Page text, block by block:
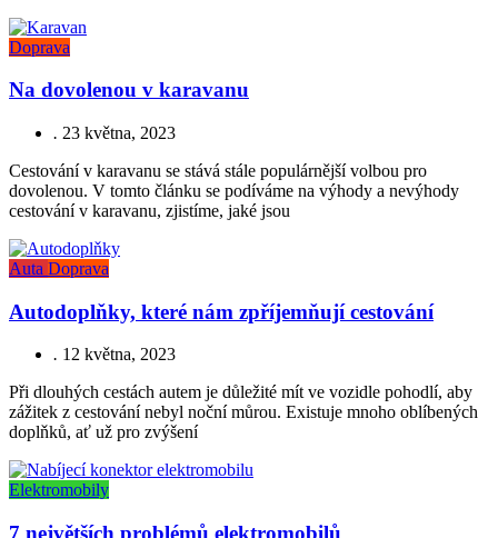
Doprava
Na dovolenou v karavanu
. 23 května, 2023
Cestování v karavanu se stává stále populárnější volbou pro
dovolenou. V tomto článku se podíváme na výhody a nevýhody
cestování v karavanu, zjistíme, jaké jsou
Auta Doprava
Autodoplňky, které nám zpříjemňují cestování
. 12 května, 2023
Při dlouhých cestách autem je důležité mít ve vozidle pohodlí, aby
zážitek z cestování nebyl noční můrou. Existuje mnoho oblíbených
doplňků, ať už pro zvýšení
Elektromobily
7 největších problémů elektromobilů